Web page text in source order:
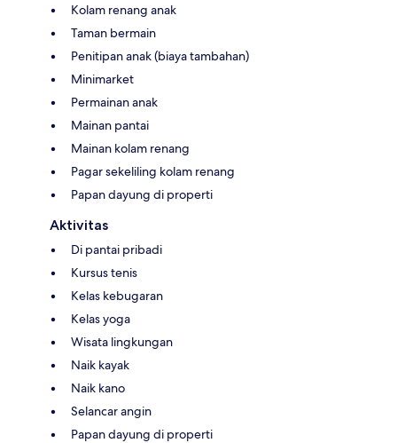
Kolam renang anak
Taman bermain
Penitipan anak (biaya tambahan)
Minimarket
Permainan anak
Mainan pantai
Mainan kolam renang
Pagar sekeliling kolam renang
Papan dayung di properti
Aktivitas
Di pantai pribadi
Kursus tenis
Kelas kebugaran
Kelas yoga
Wisata lingkungan
Naik kayak
Naik kano
Selancar angin
Papan dayung di properti